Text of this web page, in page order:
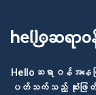
Helloဆရာဝန်အနေဖ
ပတ်သက်သည့် ဆုံးဖြတ်ချ